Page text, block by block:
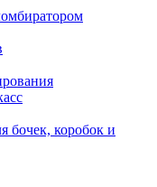
бочек, коробок и